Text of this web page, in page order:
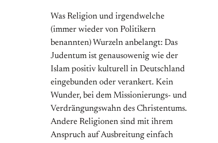
Was Religion und irgendwelche
(immer wieder von Politikern
benannten) Wurzeln anbelangt: Das
Judentum ist genausowenig wie der
Islam positiv kulturell in Deutschland
eingebunden oder verankert. Kein
Wunder, bei dem Missionierungs- und
Verdrängungswahn des Christentums.
Andere Religionen sind mit ihrem
Anspruch auf Ausbreitung einfach